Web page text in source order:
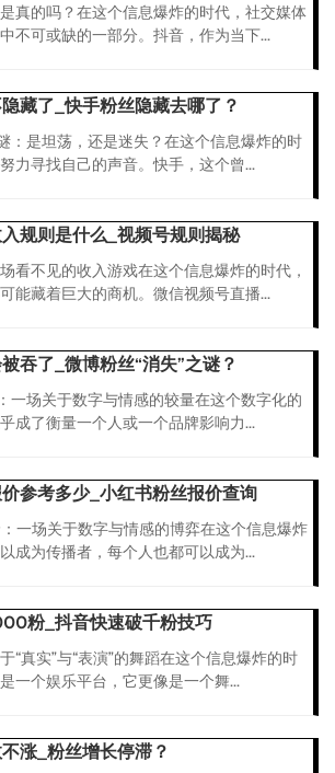
真的吗？在这个信息爆炸的时代，社交媒体
不可或缺的一部分。抖音，作为当下...
藏了_快手粉丝隐藏去哪了？
：是坦荡，还是迷失？在这个信息爆炸的时
力寻找自己的声音。快手，这个曾...
规则是什么_视频号规则揭秘
看不见的收入游戏在这个信息爆炸的时代，
能藏着巨大的商机。微信视频号直播...
吞了_微博粉丝“消失”之谜？
一场关于数字与情感的较量在这个数字化的
成了衡量一个人或一个品牌影响力...
参考多少_小红书粉丝报价查询
一场关于数字与情感的博弈在这个信息爆炸
成为传播者，每个人也都可以成为...
粉_抖音快速破千粉技巧
“真实”与“表演”的舞蹈在这个信息爆炸的时
一个娱乐平台，它更像是一个舞...
涨_粉丝增长停滞？